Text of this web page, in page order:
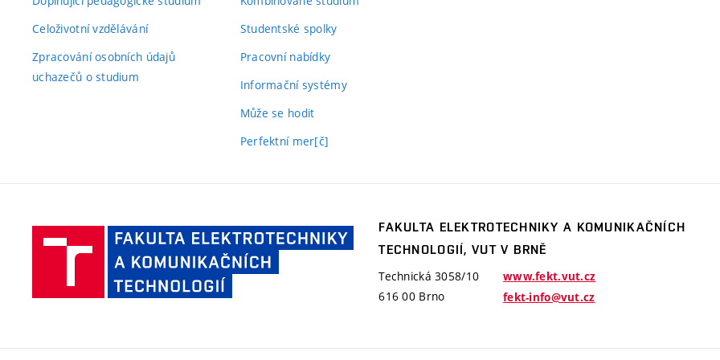
Celoživotní vzdělávání
Zpracování osobních údajů
uchazečů o studium
Studentské spolky
Pracovní nabídky
Informační systémy
Může se hodit
Perfektní mer[č]
Fakulta
elektrotechniky
a komunikačních
technologií,
FAKULTA ELEKTROTECHNIKY A KOMUNIKAČNÍCH
TECHNOLOGIÍ, VUT V BRNĚ
Technická 3058/10
616 00 Brno
www.fekt.vut.cz
fekt-info@vut.cz